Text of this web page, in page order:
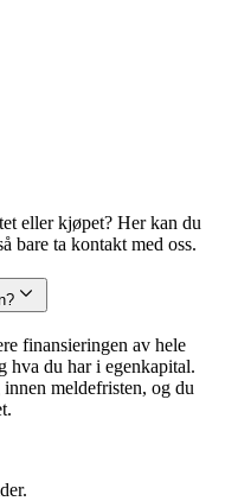
eller kjøpet? Her kan du
bare ta kontakt med oss.
finansieringen av hele
hva du har i egenkapital.
meldefristen, og du